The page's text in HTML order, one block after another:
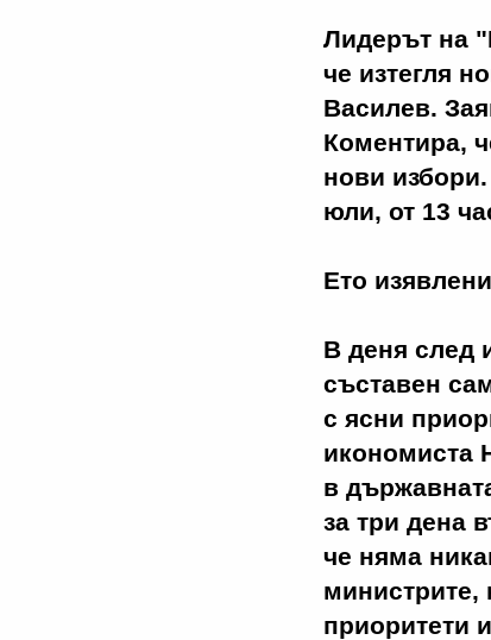
Лидерът на
че изтегля
Василев.
Коментира,
нови
юли, от 13
Ето
В деня след
съставен
с ясни
икономиста
в
за три дена
че няма
министрите,
приоритети